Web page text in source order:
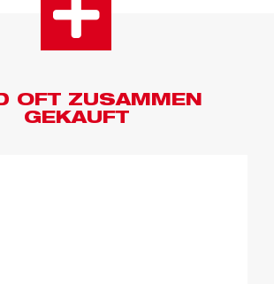
OFT ZUSAMMEN
GEKAUFT